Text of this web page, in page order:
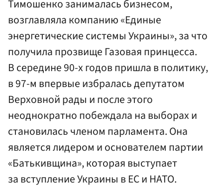
Тимошенко занималась бизнесом,
возглавляла компанию «Единые
энергетические системы Украины», за что
получила прозвище Газовая принцесса.
В середине 90-х годов пришла в политику,
в 97-м впервые избралась депутатом
Верховной рады и после этого
неоднократно побеждала на выборах и
становилась членом парламента. Она
является лидером и основателем партии
«Батькивщина», которая выступает
за вступление Украины в ЕС и НАТО.